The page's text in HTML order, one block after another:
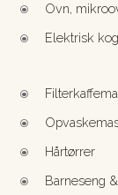
\ Ovn,
\ Elektrisk
\
\
\ Hårtørrer
\ Barneseng